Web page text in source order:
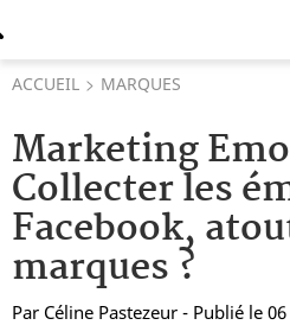
ACCUEIL MARQUES
Marketing
Collecter les
Facebook,
marques ?
Par Céline Pastezeur - Publié le